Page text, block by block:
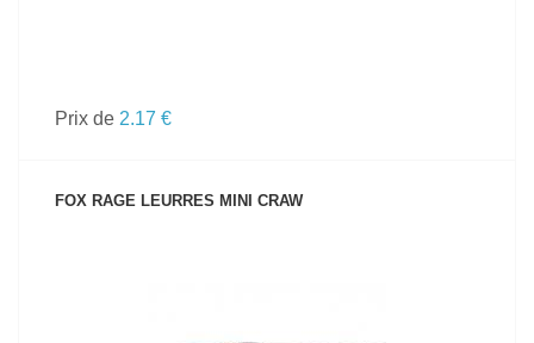
Prix de 2.17 €
FOX RAGE LEURRES MINI CRAW